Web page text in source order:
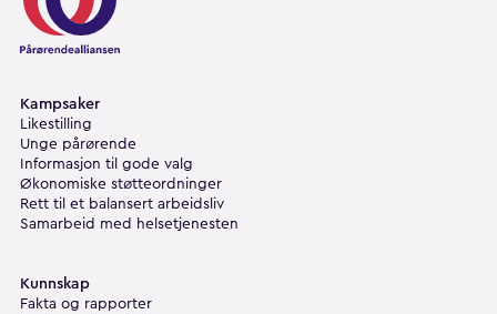
Kampsaker
Likestilling
Unge pårørende
Informasjon til gode valg
Økonomiske støtteordninger
Rett til et balansert arbeidsliv
Samarbeid med helsetjenesten
Kunnskap
Fakta og rapporter